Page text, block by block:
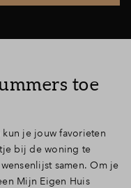
toe
kun je jouw favorieten
bij de woning te
samen. Om je
Mijn Eigen Huis